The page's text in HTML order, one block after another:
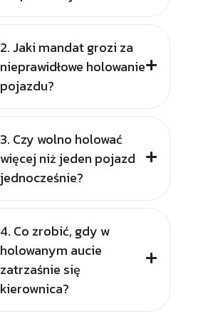
2. Jaki mandat grozi za
nieprawidłowe holowanie
pojazdu?
3. Czy wolno holować
więcej niż jeden pojazd
jednocześnie?
4. Co zrobić, gdy w
holowanym aucie
zatrzaśnie się
kierownica?